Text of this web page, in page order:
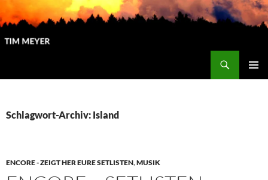
Zum
Inhalt
springen
Schlagwort-Archiv: Island
ENCORE - ZEIGT HER EURE SETLISTEN,MUSIK